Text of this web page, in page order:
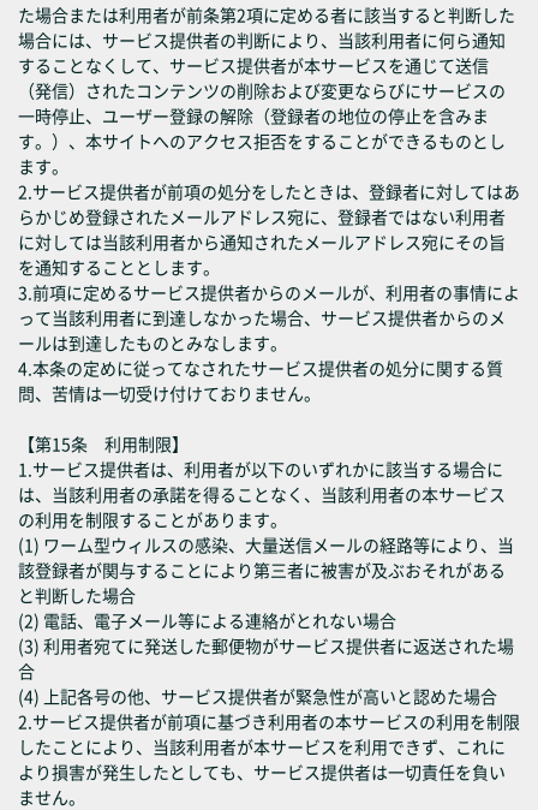
た場合または利用者が前条第2項に定める者に該当すると判断した
場合には、サービス提供者の判断により、当該利用者に何ら通知
することなくして、サービス提供者が本サービスを通じて送信
（発信）されたコンテンツの削除および変更ならびにサービスの
一時停止、ユーザー登録の解除（登録者の地位の停止を含みま
す。）、本サイトへのアクセス拒否をすることができるものとし
ます。
2.サービス提供者が前項の処分をしたときは、登録者に対してはあ
らかじめ登録されたメールアドレス宛に、登録者ではない利用者
に対しては当該利用者から通知されたメールアドレス宛にその旨
を通知することとします。
3.前項に定めるサービス提供者からのメールが、利用者の事情によ
って当該利用者に到達しなかった場合、サービス提供者からのメ
ールは到達したものとみなします。
4.本条の定めに従ってなされたサービス提供者の処分に関する質
問、苦情は一切受け付けておりません。
【第15条 利用制限】
1.サービス提供者は、利用者が以下のいずれかに該当する場合に
は、当該利用者の承諾を得ることなく、当該利用者の本サービス
の利用を制限することがあります。
(1) ワーム型ウィルスの感染、大量送信メールの経路等により、当
該登録者が関与することにより第三者に被害が及ぶおそれがある
と判断した場合
(2) 電話、電子メール等による連絡がとれない場合
(3) 利用者宛てに発送した郵便物がサービス提供者に返送された場
合
(4) 上記各号の他、サービス提供者が緊急性が高いと認めた場合
2.サービス提供者が前項に基づき利用者の本サービスの利用を制限
したことにより、当該利用者が本サービスを利用できず、これに
より損害が発生したとしても、サービス提供者は一切責任を負い
ません。